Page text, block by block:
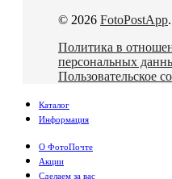
© 2026 FotoPostApp
Политика в
персональных
Пользовательское
Каталог
Информация
О ФотоПочте
Акции
Сделаем за вас